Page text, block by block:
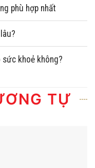
phù hợp nhất
khoẻ không?
TỰ